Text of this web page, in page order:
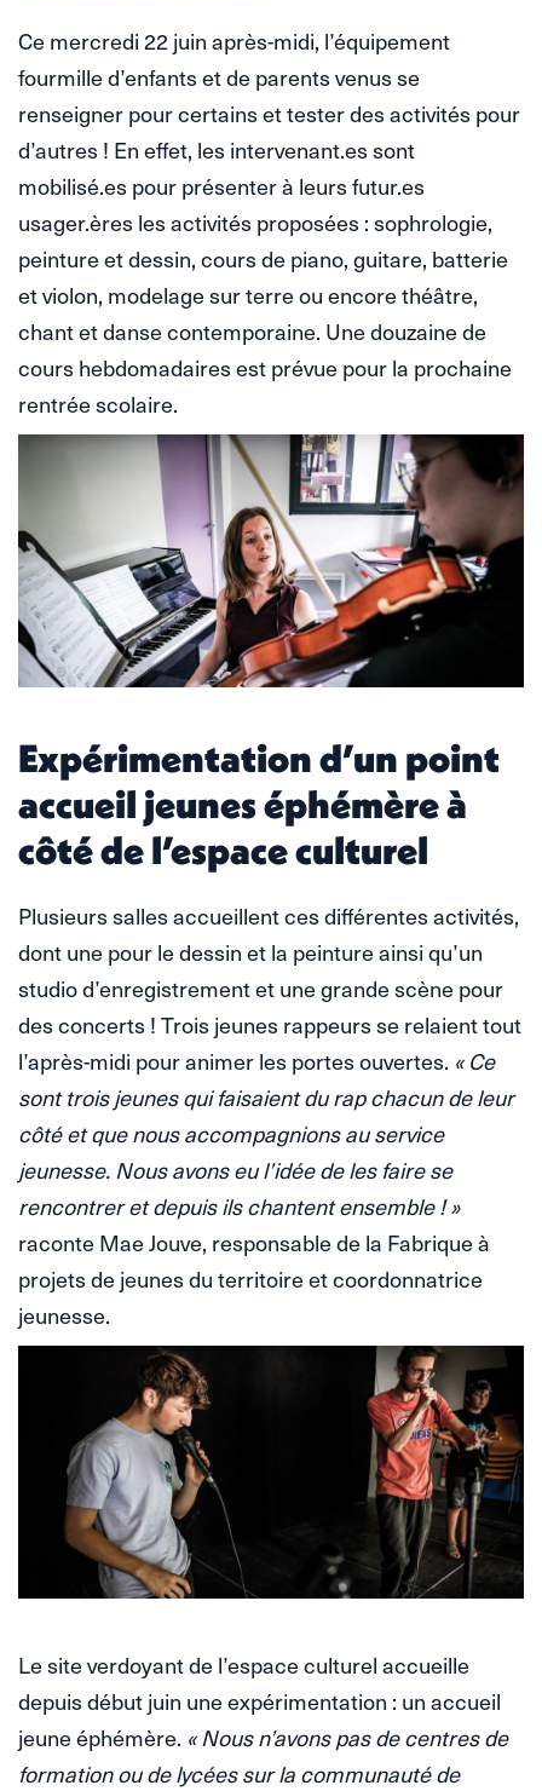
Ce mercredi 22 juin après-midi, l’équipement
fourmille d’enfants et de parents venus se
renseigner pour certains et tester des activités pour
d’autres ! En effet, les intervenant.es sont
mobilisé.es pour présenter à leurs futur.es
usager.ères les activités proposées : sophrologie,
peinture et dessin, cours de piano, guitare, batterie
et violon, modelage sur terre ou encore théâtre,
chant et danse contemporaine. Une douzaine de
cours hebdomadaires est prévue pour la prochaine
rentrée scolaire.
Expérimentation d’un point
accueil jeunes éphémère à
côté de l’espace culturel
Plusieurs salles accueillent ces différentes activités,
dont une pour le dessin et la peinture ainsi qu’un
studio d’enregistrement et une grande scène pour
des concerts ! Trois jeunes rappeurs se relaient tout
l’après-midi pour animer les portes ouvertes. « Ce
sont trois jeunes qui faisaient du rap chacun de leur
côté et que nous accompagnions au service
jeunesse. Nous avons eu l’idée de les faire se
rencontrer et depuis ils chantent ensemble ! »
raconte Mae Jouve, responsable de la Fabrique à
projets de jeunes du territoire et coordonnatrice
jeunesse.
Le site verdoyant de l’espace culturel accueille
depuis début juin une expérimentation : un accueil
jeune éphémère. « Nous n’avons pas de centres de
formation ou de lycées sur la communauté de